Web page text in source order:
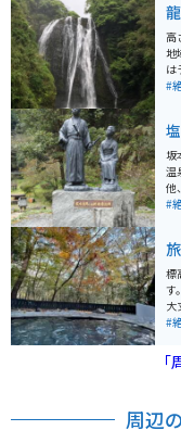
高
地
は
景
#
坂
温
他
に
#
標
す
大
て
ト
予
っ
#
周辺